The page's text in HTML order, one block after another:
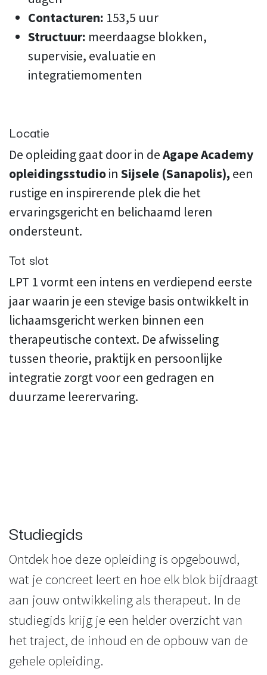
Contacturen: 153,5 uur
Structuur: meerdaagse blokken,
supervisie, evaluatie en
integratiemomenten
Locatie
De opleiding gaat door in deAgape Academy
opleidingsstudioin Sijsele (Sanapolis), een
rustige en inspirerende plek die het
ervaringsgericht en belichaamd leren
ondersteunt.
Tot slot
LPT 1 vormt een intens en verdiepend eerste
jaar waarin je een stevige basis ontwikkelt in
lichaamsgericht werken binnen een
therapeutische context. De afwisseling
tussen theorie, praktijk en persoonlijke
integratie zorgt voor een gedragen en
duurzame leerervaring.
Studiegids
Ontdek hoe deze opleiding is opgebouwd,
wat je concreet leert en hoe elk blok bijdraagt
aan jouw ontwikkeling als therapeut. In de
studiegids krijg je een helder overzicht van
het traject, de inhoud en de opbouw van de
gehele opleiding.